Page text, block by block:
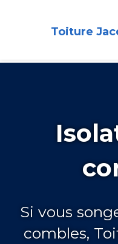
Toiture
Si vous
combles,